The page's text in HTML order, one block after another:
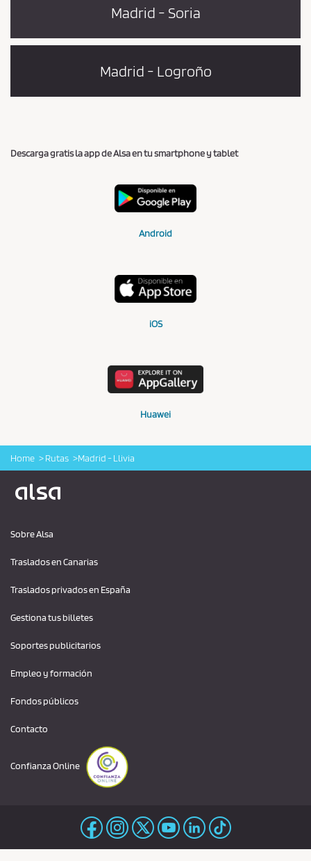
Madrid - Soria
Madrid - Logroño
Descarga gratis la app de Alsa en tu smartphone y tablet
Android
iOS
Huawei
Home Rutas Madrid - Llivia
Sobre Alsa
Traslados en Canarias
Traslados privados en España
Gestiona tus billetes
Soportes publicitarios
Empleo y formación
Fondos públicos
Contacto
Confianza Online
Logo Alsa